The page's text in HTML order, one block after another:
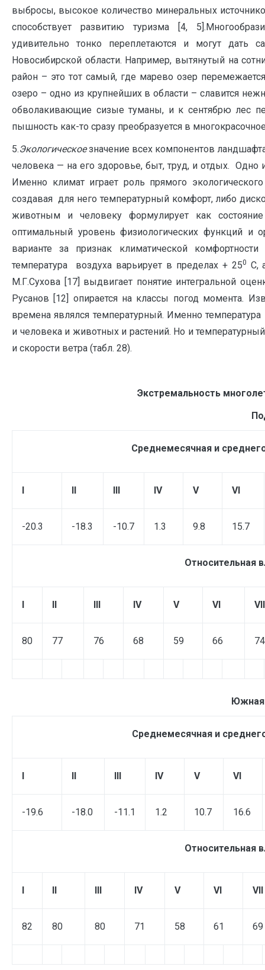
выбросы, высокое количество минеральных
способствует развитию туризма [4,
удивительно тонко переплетаются и могут
Новосибирской области. Например, вытянутый на
район – это тот самый, где марево озер
озеро – одно из крупнейших в области – славится
обволакивающие сизые туманы, и к сентябрю лес
пышность как-то сразу преобразуется в
5.Экологическоезначение всех компонентов
человека — на его здоровье, быт, труд, и отдых. Одно
Именно климат играет роль прямого
создавая для него температурный комфорт, либо
животным и человеку формулирует как
оптимальный уровень физиологических функций
варианте за признак климатической
температура воздуха варьирует в пределах + 250 С,
М.Г.Сухова [17] выдвигает понятие интегральной
Русанов [12] опирается на классы погод момента.
времена являлся температурный. Именно
и человека и животных и растений. Но и
и скорости ветра (табл. 28).
Экстремальность
Среднемесячная и
I II III IV V VI
-20.3 -18.3 -10.7 1.3 9.8 15.7
Относительная
I II III IV V VI VII
80 77 76 68 59 66 74
Южная
Среднемесячная и
I II III IV V VI
-19.6 -18.0 -11.1 1.2 10.7 16.6
Относительная
I II III IV V VI VII
82 80 80 71 58 61 69